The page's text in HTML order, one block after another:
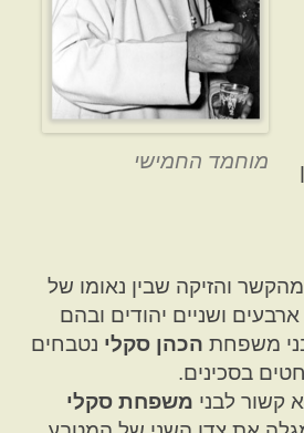
מוחמד החמישי
והזיקה שבין נאומו של
ושניים יהודים ובהם
משפחת הכהן סקלי נטבחים
בסכינים.
קשור לבני משפחת סקלי